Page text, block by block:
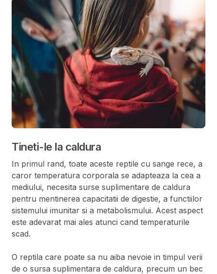
Tineti-le la caldura
In primul rand, toate aceste reptile cu sange rece, a
caror temperatura corporala se adapteaza la cea a
mediului, necesita surse suplimentare de caldura
pentru mentinerea capacitatii de digestie, a functiilor
sistemului imunitar si a metabolismului. Acest aspect
este adevarat mai ales atunci cand temperaturile
scad.
O reptila care poate sa nu aiba nevoie in timpul verii
de o sursa suplimentara de caldura, precum un bec